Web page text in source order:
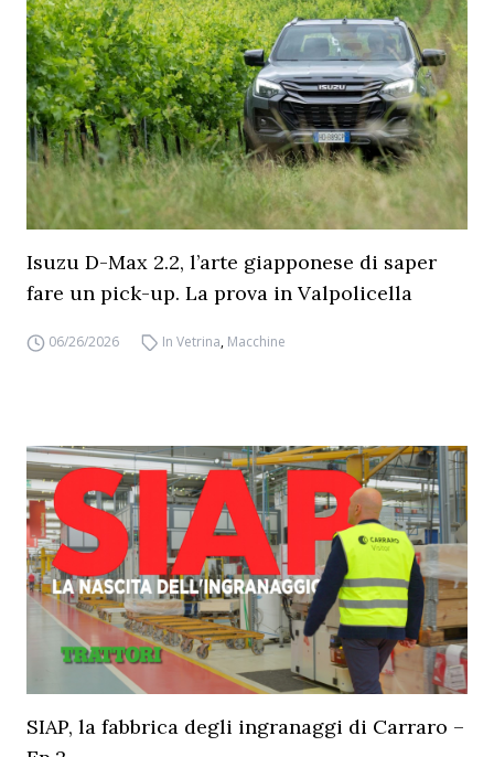
Isuzu D-Max 2.2, l’arte giapponese di saper
fare un pick-up. La prova in Valpolicella
06/26/2026 In Vetrina, Macchine
SIAP, la fabbrica degli ingranaggi di Carraro –